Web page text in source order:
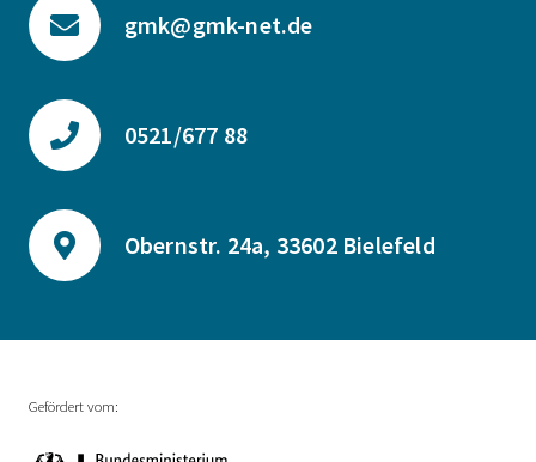
gmk@gmk-net.de
0521/677 88
Obernstr. 24a, 33602 Bielefeld
Gefördert vom: